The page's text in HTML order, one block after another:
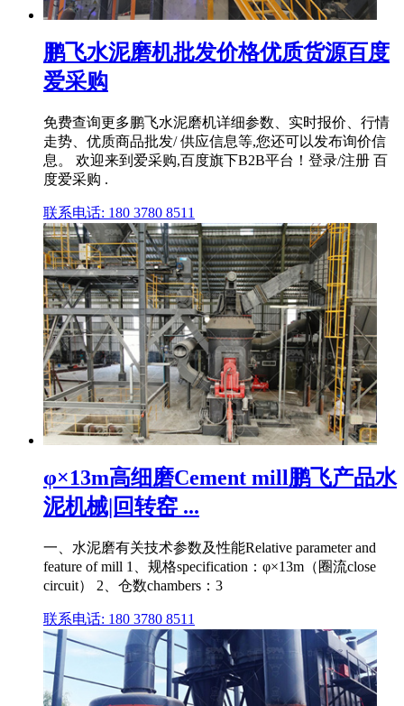
鹏飞水泥磨机批发价格优质货源百度
爱采购
免费查询更多鹏飞水泥磨机详细参数、实时报价、行情
走势、优质商品批发/ 供应信息等,您还可以发布询价信
息。 欢迎来到爱采购,百度旗下B2B平台！登录/注册 百
度爱采购 .
联系电话: 180 3780 8511
φ×13m高细磨Cement mill鹏飞产品水
泥机械|回转窑 ...
一、水泥磨有关技术参数及性能Relative parameter and
feature of mill 1、规格specification：φ×13m（圈流close
circuit） 2、仓数chambers：3
联系电话: 180 3780 8511